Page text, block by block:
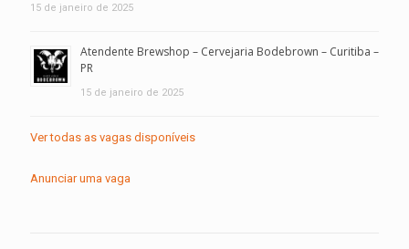
15 de janeiro de 2025
Atendente Brewshop – Cervejaria Bodebrown – Curitiba –
PR
15 de janeiro de 2025
Ver todas as vagas disponíveis
Anunciar uma vaga